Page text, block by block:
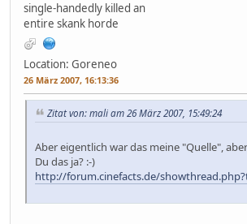
single-handedly killed an
entire skank horde
Location: Goreneo
26 März 2007, 16:13:36
Zitat von: mali am 26 März 2007, 15:49:24
Aber eigentlich war das meine "Quelle",
Du das ja? :-)
http://forum.cinefacts.de/